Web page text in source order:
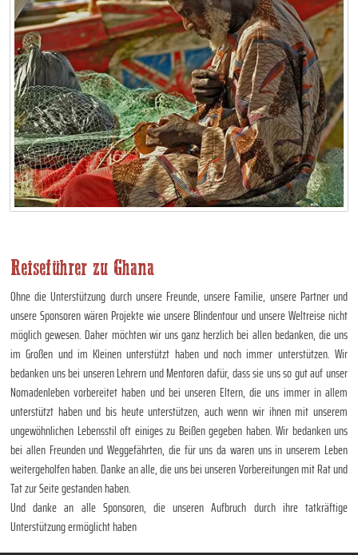
Reiseführer zu Ghana
Ohne die Unterstützung durch unsere Freunde, unsere Familie, unsere Partner und
unsere Sponsoren wären Projekte wie unsere Blindentour und unsere Weltreise nicht
möglich gewesen. Daher möchten wir uns ganz herzlich bei allen bedanken, die uns
im Großen und im Kleinen unterstützt haben und noch immer unterstützen. Wir
bedanken uns bei unseren Lehrern und Mentoren dafür, dass sie uns so gut auf unser
Nomadenleben vorbereitet haben und bei unseren Eltern, die uns immer in allem
unterstützt haben und bis heute unterstützen, auch wenn wir ihnen mit unserem
ungewöhnlichen Lebensstil oft einiges zu Beißen gegeben haben. Wir bedanken uns
bei allen Freunden und Weggefährten, die für uns da waren uns in unserem Leben
weitergeholfen haben. Danke an alle, die uns bei unseren Vorbereitungen mit Rat und
Tat zur Seite gestanden haben.
Und danke an alle Sponsoren, die unseren Aufbruch durch ihre tatkräftige
Unterstützung ermöglicht haben